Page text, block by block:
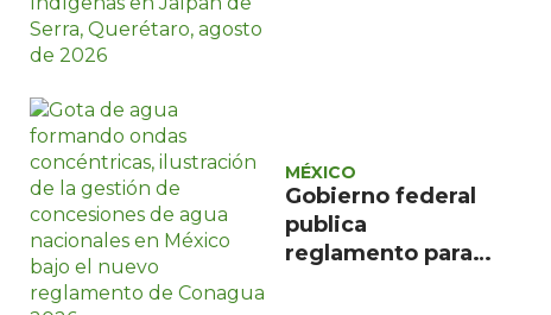
MÉXICO
Gobierno federal
publica
reglamento para